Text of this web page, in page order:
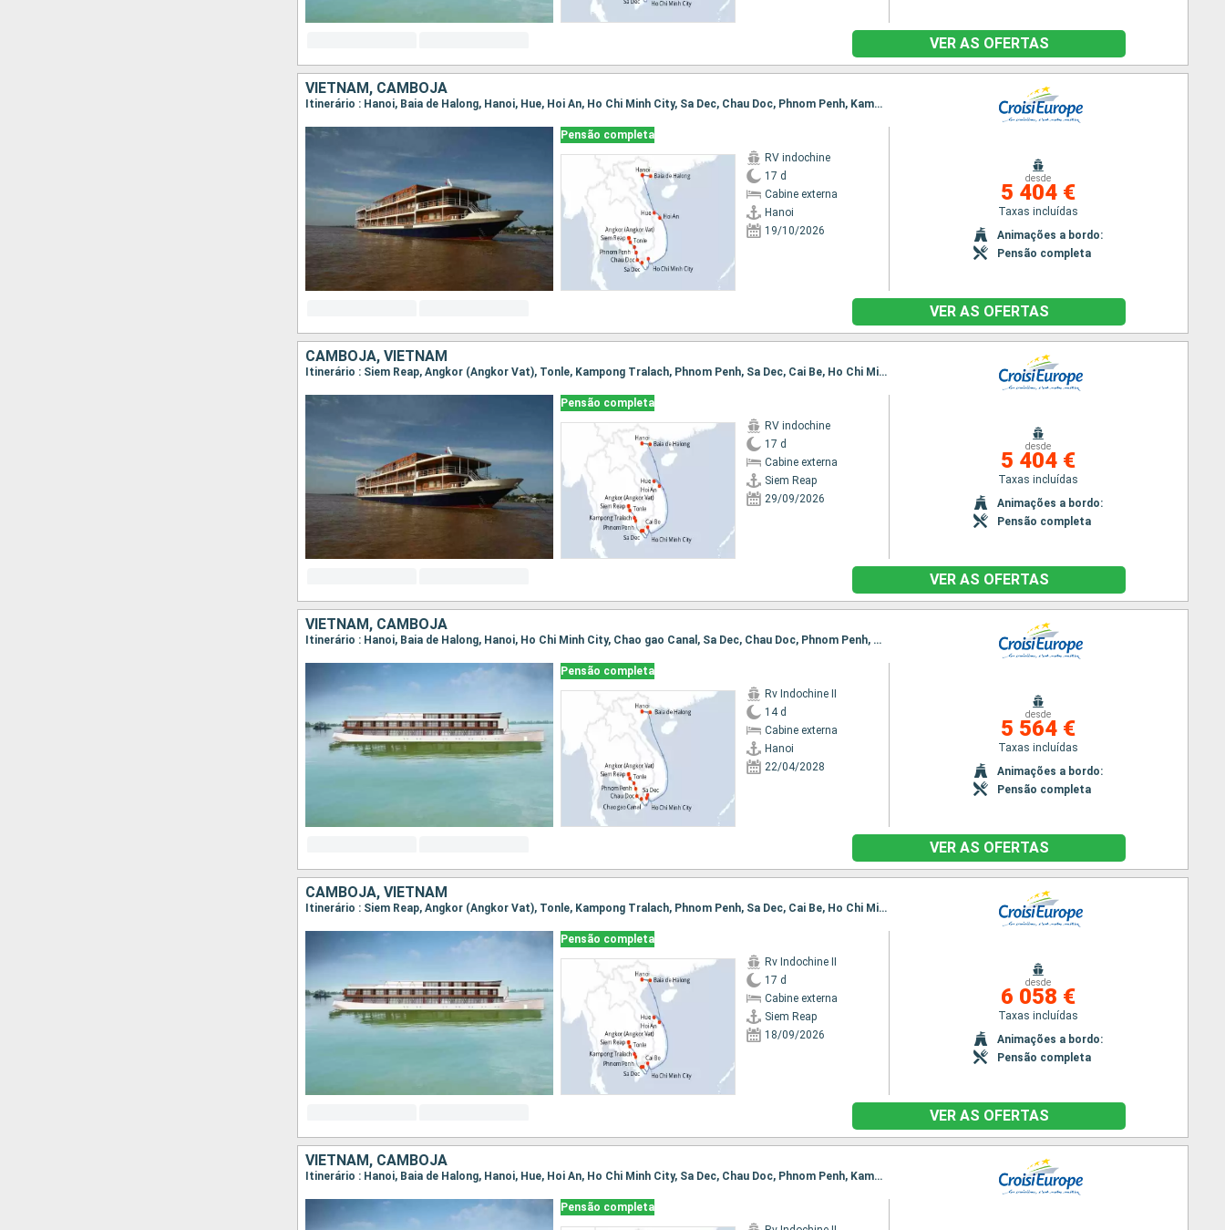
VER AS OFERTAS
VIETNAM, CAMBOJA
Itinerário : Hanoi, Baia de Halong, Hanoi, Hue, Hoi An, Ho Chi Minh City, Sa Dec, Chau Doc, Phnom Penh, Kampong Chhnang, Tonle, Siem Reap, Angkor (Angkor Vat), Siem Reap
Pensão completa
RV indochine
17 d
Cabine externa
Hanoi
19/10/2026
desde
5 404 €
Taxas incluídas
Animações a bordo:
Pensão completa
VER AS OFERTAS
CAMBOJA, VIETNAM
Itinerário : Siem Reap, Angkor (Angkor Vat), Tonle, Kampong Tralach, Phnom Penh, Sa Dec, Cai Be, Ho Chi Minh City, Hue, Hoi An, Hanoi, Baia de Halong, Hanoi
Pensão completa
RV indochine
17 d
Cabine externa
Siem Reap
29/09/2026
desde
5 404 €
Taxas incluídas
Animações a bordo:
Pensão completa
VER AS OFERTAS
VIETNAM, CAMBOJA
Itinerário : Hanoi, Baia de Halong, Hanoi, Ho Chi Minh City, Chao gao Canal, Sa Dec, Chau Doc, Phnom Penh, Kampong Chhnang, Tonle, Siem Reap, Angkor (Angkor Vat), Siem Reap
Pensão completa
Rv Indochine II
14 d
Cabine externa
Hanoi
22/04/2028
desde
5 564 €
Taxas incluídas
Animações a bordo:
Pensão completa
VER AS OFERTAS
CAMBOJA, VIETNAM
Itinerário : Siem Reap, Angkor (Angkor Vat), Tonle, Kampong Tralach, Phnom Penh, Sa Dec, Cai Be, Ho Chi Minh City, Hue, Hoi An, Hanoi, Baia de Halong, Hanoi
Pensão completa
Rv Indochine II
17 d
Cabine externa
Siem Reap
18/09/2026
desde
6 058 €
Taxas incluídas
Animações a bordo:
Pensão completa
VER AS OFERTAS
VIETNAM, CAMBOJA
Itinerário : Hanoi, Baia de Halong, Hanoi, Hue, Hoi An, Ho Chi Minh City, Sa Dec, Chau Doc, Phnom Penh, Kampong Chhnang, Tonle, Siem Reap, Angkor (Angkor Vat), Siem Reap
Pensão completa